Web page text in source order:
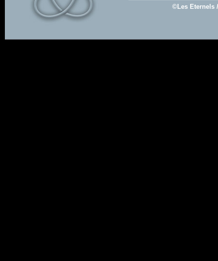
©Les Eternels